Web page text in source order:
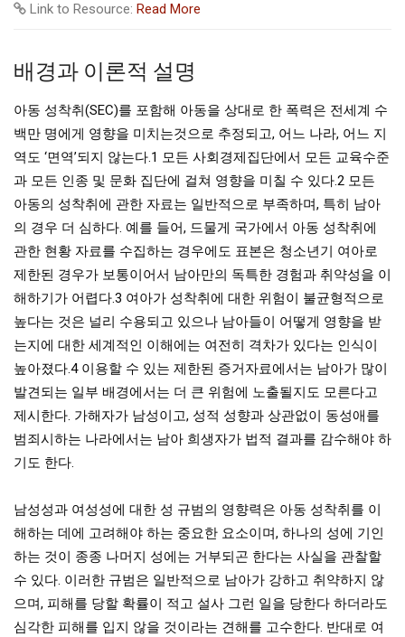
Link to Resource: Read More
배경과 이론적 설명
아동 성착취(SEC)를 포함해 아동을 상대로 한 폭력은 전세계 수
백만 명에게 영향을 미치는것으로 추정되고, 어느 나라, 어느 지
역도 ‘면역’되지 않는다.1 모든 사회경제집단에서 모든 교육수준
과 모든 인종 및 문화 집단에 걸쳐 영향을 미칠 수 있다.2 모든
아동의 성착취에 관한 자료는 일반적으로 부족하며, 특히 남아
의 경우 더 심하다. 예를 들어, 드물게 국가에서 아동 성착취에
관한 현황 자료를 수집하는 경우에도 표본은 청소년기 여아로
제한된 경우가 보통이어서 남아만의 독특한 경험과 취약성을 이
해하기가 어렵다.3 여아가 성착취에 대한 위험이 불균형적으로
높다는 것은 널리 수용되고 있으나 남아들이 어떻게 영향을 받
는지에 대한 세계적인 이해에는 여전히 격차가 있다는 인식이
높아졌다.4 이용할 수 있는 제한된 증거자료에서는 남아가 많이
발견되는 일부 배경에서는 더 큰 위험에 노출될지도 모른다고
제시한다. 가해자가 남성이고, 성적 성향과 상관없이 동성애를
범죄시하는 나라에서는 남아 희생자가 법적 결과를 감수해야 하
기도 한다.
남성성과 여성성에 대한 성 규범의 영향력은 아동 성착취를 이
해하는 데에 고려해야 하는 중요한 요소이며, 하나의 성에 기인
하는 것이 종종 나머지 성에는 거부되곤 한다는 사실을 관찰할
수 있다. 이러한 규범은 일반적으로 남아가 강하고 취약하지 않
으며, 피해를 당할 확률이 적고 설사 그런 일을 당한다 하더라도
심각한 피해를 입지 않을 것이라는 견해를 고수한다. 반대로 여